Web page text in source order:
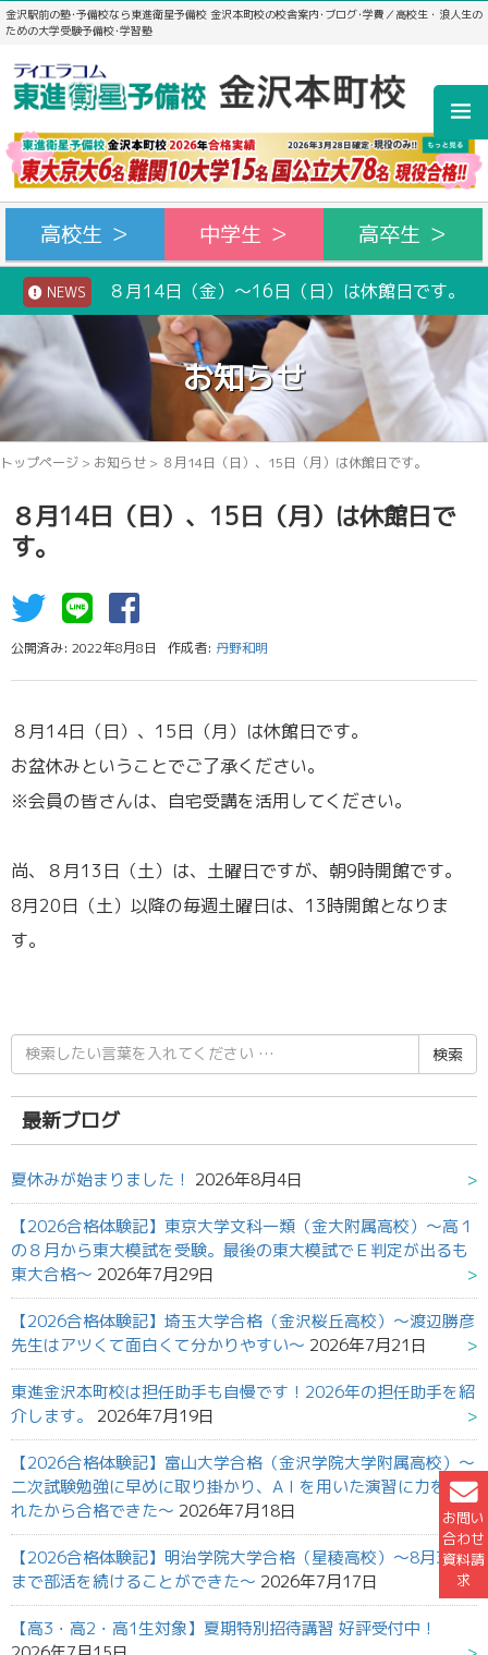
金沢駅前の塾･予備校なら東進衛星予備校 金沢本町校の校舎案内･ブログ･学費／高校生・浪人生の
ための大学受験予備校･学習塾
高校生 ＞ 中学生 ＞ 高卒生 ＞
お問い
合わせ
資料請
求
NEWS ８月14日（金）～16日（日）は休館日です。
お知らせ
トップページ > お知らせ > ８月14日（日）、15日（月）は休館日です。
８月14日（日）、15日（月）は休館日で
す。
公開済み: 2022年8月8日 作成者: 丹野和明
８月14日（日）、15日（月）は休館日です。
お盆休みということでご了承ください。
※会員の皆さんは、自宅受講を活用してください。
尚、８月13日（土）は、土曜日ですが、朝9時開館です。
8月20日（土）以降の毎週土曜日は、13時開館となりま
す。
検
索
結
果:
最新ブログ
夏休みが始まりました！ 2026年8月4日
【2026合格体験記】東京大学文科一類（金大附属高校）～高１
の８月から東大模試を受験。最後の東大模試でＥ判定が出るも
東大合格～ 2026年7月29日
【2026合格体験記】埼玉大学合格（金沢桜丘高校）～渡辺勝彦
先生はアツくて面白くて分かりやすい～ 2026年7月21日
東進金沢本町校は担任助手も自慢です！2026年の担任助手を紹
介します。
2026年7月19日
【2026合格体験記】富山大学合格（金沢学院大学附属高校）～
二次試験勉強に早めに取り掛かり、AＩを用いた演習に力を入
れたから合格できた～ 2026年7月18日
【2026合格体験記】明治学院大学合格（星稜高校）～8月31日
まで部活を続けることができた～ 2026年7月17日
【高3・高2・高1生対象】夏期特別招待講習 好評受付中！